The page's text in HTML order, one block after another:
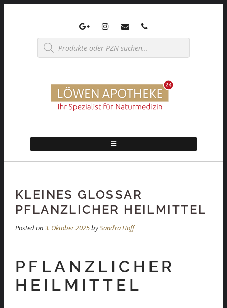
Skip
Products
search
KLEINES GLOSSAR
PFLANZLICHER HEILMITTEL
Posted on3. Oktober 2025bySandra Hoff
PFLANZLICHER
HEILMITTEL